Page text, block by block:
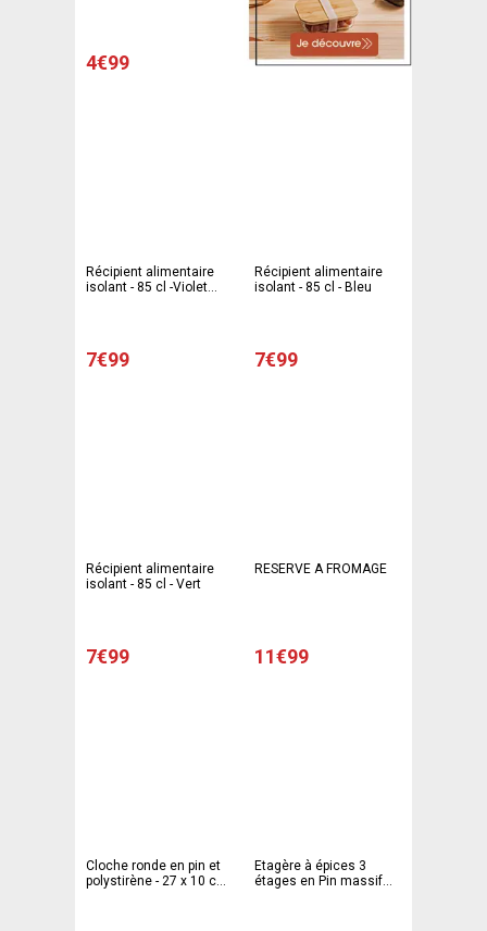
4€99
Récipient alimentaire
isolant - 85 cl -Violet
7€99
Récipient alimentaire
isolant - 85 cl - Bleu
7€99
Récipient alimentaire
isolant - 85 cl - Vert
7€99
RESERVE A FROMAGE
11€99
Cloche ronde en pin et
polystirène - 27 x 10 cm
Etagère à épices 3
étages en Pin massif